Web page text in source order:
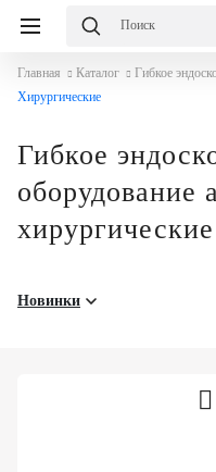
Главная Каталог Гибкое
Хирургические
Гибкое
оборудование
хирургические
Новинки